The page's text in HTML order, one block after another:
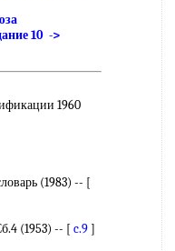
10 ->
1960
(1983) -- [
(1953) -- [ c.9]